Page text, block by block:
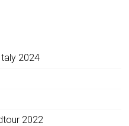
2024
2022